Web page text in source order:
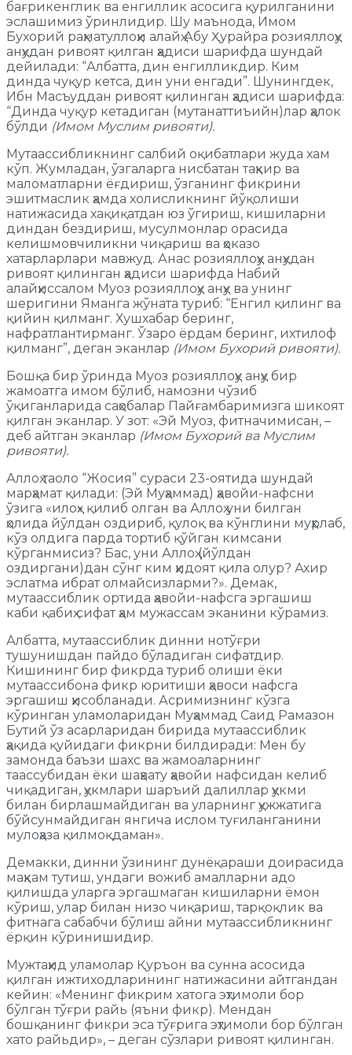
бағрикенглик ва енгиллик асосига қурилганини
эслашимиз ўринлидир. Шу маънода, Имом
Бухорий раҳматуллоҳи алайҳ Абу Ҳурайра розияллоҳу
анҳудан ривоят қилган ҳадиси шарифда шундай
дейилади: “Албатта, дин енгилликдир. Ким
динда чуқур кетса, дин уни енгади”. Шунингдек,
Ибн Масъуддан ривоят қилинган ҳадиси шарифда:
“Динда чуқур кетадиган (мутанаттиъийн)лар ҳалок
бўлди (Имом Муслим ривояти).
Мутаассибликнинг салбий оқибатлари жуда хам
кўп. Жумладан, ўзгаларга нисбатан таҳкир ва
маломатларни ёғдириш, ўзганинг фикрини
эшитмаслик ҳамда холисликнинг йўқолиши
натижасида хақиқатдан юз ўгириш, кишиларни
диндан бездириш, мусулмонлар орасида
келишмовчиликни чиқариш ва ҳоказо
хатарларлари мавжуд. Анас розияллоҳу анҳудан
ривоят қилинган ҳадиси шарифда Набий
алайҳиссалом Муоз розияллоҳу анҳу ва унинг
шеригини Яманга жўната туриб: “Енгил қилинг ва
қийин қилманг. Хушхабар беринг,
нафратлантирманг. Ўзаро ёрдам беринг, ихтилоф
қилманг”, деган эканлар (Имом Бухорий ривояти).
Бошқа бир ўринда Муоз розияллоҳу анҳу бир
жамоатга имом бўлиб, намозни чўзиб
ўқиганларида саҳобалар Пайғамбаримизга шикоят
қилган эканлар. У зот: «Эй Муоз, фитначимисан, –
деб айтган эканлар (Имом Бухорий ва Муслим
ривояти).
Аллоҳ таоло “Жосия” сураси 23-оятида шундай
марҳамат қилади: (Эй Муҳаммад) ҳавойи-нафсни
ўзига «илоҳ» қилиб олган ва Аллоҳ уни билган
ҳолида йўлдан оздириб, қулоқ ва кўнглини муҳрлаб,
кўз олдига парда тортиб қўйган кимсани
кўрганмисиз? Бас, уни Аллоҳ (йўлдан
оздиргани)дан сўнг ким ҳидоят қила олур? Ахир
эслатма ибрат олмайсизларми?». Демак,
мутаассиблик ортида ҳавойи-нафсга эргашиш
каби қабиҳ сифат ҳам мужассам эканини кўрамиз.
Албатта, мутаассиблик динни нотўғри
тушунишдан пайдо бўладиган сифатдир.
Кишининг бир фикрда туриб олиши ёки
мутаассибона фикр юритиши ҳавоси нафсга
эргашиш ҳисобланади. Асримизнинг кўзга
кўринган уламоларидан Муҳаммад Саид Рамазон
Бутий ўз асарларидан бирида мутаассиблик
ҳақида қуйидаги фикрни билдиради: Мен бу
замонда баъзи шахс ва жамоаларнинг
таассубидан ёки шаҳвату ҳавойи нафсидан келиб
чиқадиган, ҳукмлари шаръий далиллар ҳукми
билан бирлашмайдиган ва уларнинг ҳужжатига
бўйсунмайдиган янгича ислом туғиланганини
мулоҳаза қилмоқдаман».
Демакки, динни ўзининг дунёқараши доирасида
маҳкам тутиш, ундаги вожиб амалларни адо
қилишда уларга эргашмаган кишиларни ёмон
кўриш, улар билан низо чиқариш, тарқоқлик ва
фитнага сабабчи бўлиш айни мутаассибликнинг
ёрқин кўринишидир.
Мужтаҳид уламолар Қуръон ва сунна асосида
қилган ижтиходларининг натижасини айтгандан
кейин: «Менинг фикрим хатога эҳтимоли бор
бўлган тўғри райь (яъни фикр). Мендан
бошқанинг фикри эса тўғрига эҳтимоли бор бўлган
хато райьдир», – деган сўзлари ривоят қилинган.